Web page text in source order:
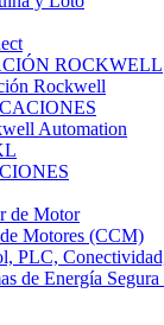
ROCKWELL
Rockwell
Automation
de Motor
Motores (CCM)
PLC,
de Energía